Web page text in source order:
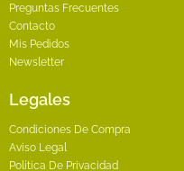
Preguntas Frecuentes
Contacto
Mis Pedidos
Newsletter
Legales
Condiciones De Compra
Aviso Legal
Política De Privacidad